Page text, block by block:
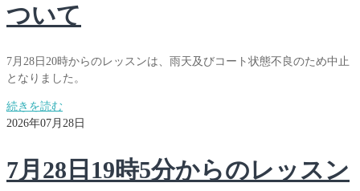
ついて
7月28日20時からのレッスンは、雨天及びコート状態不良のため中止
となりました。
続きを読む
2026年07月28日
7月28日19時5分からのレッスン